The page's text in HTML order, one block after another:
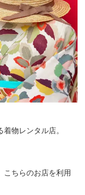
物レンタル店。
こちらのお店を利用